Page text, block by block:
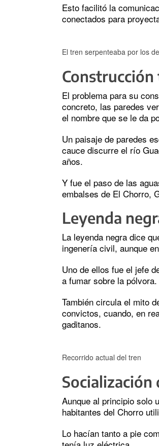
Esto facilitó la
conectados para
El tren serpenteaba por los
El problema para su
concreto, las paredes
el nombre que se le da
Un paisaje de paredes
cauce discurre el río
años.
Y fue el paso de las
embalses de El Chorro,
Leyenda
La leyenda negra dice
ingenería civil, aunque
Uno de ellos fue el jefe
a fumar sobre la pólvora.
También circula el mito
convictos, cuando, en
gaditanos.
Recorrido actual del tren
Aunque al principio solo
habitantes del Chorro
Lo hacían tanto a pie